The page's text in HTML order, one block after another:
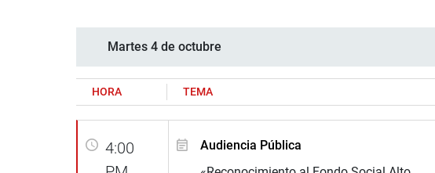
Martes 4 de octubre
HORA TEMA
4:00
Audiencia Pública